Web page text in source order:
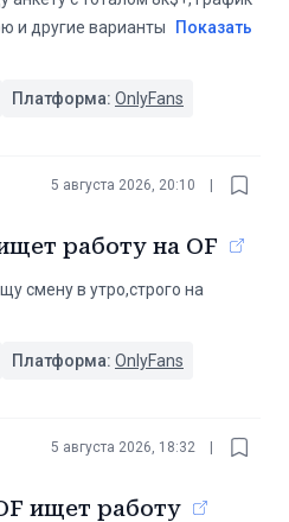
и другие варианты
Показать
Платформа: OnlyFans
5 августа 2026, 20:10
работу на OF
смену в утро,строго на
Платформа: OnlyFans
5 августа 2026, 18:32
ищет работу